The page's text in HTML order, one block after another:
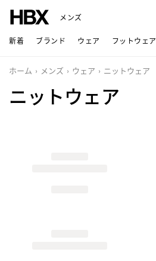
メンズ
新着 ブランド ウェア フットウェア
ホーム メンズ ウェア ニットウェア
ニットウェア